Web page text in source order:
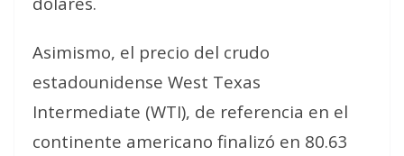
Asimismo, el precio del crudo
estadounidense West Texas
Intermediate (WTI), de referencia en el
continente americano finalizó en 80.63